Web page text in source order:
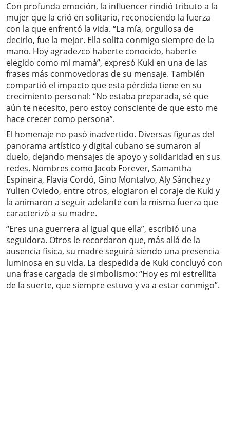
Con profunda emoción, la influencer rindió tributo a la
mujer que la crió en solitario, reconociendo la fuerza
con la que enfrentó la vida. “La mía, orgullosa de
decirlo, fue la mejor. Ella solita conmigo siempre de la
mano. Hoy agradezco haberte conocido, haberte
elegido como mi mamá”, expresó Kuki en una de las
frases más conmovedoras de su mensaje. También
compartió el impacto que esta pérdida tiene en su
crecimiento personal: “No estaba preparada, sé que
aún te necesito, pero estoy consciente de que esto me
hace crecer como persona”.
El homenaje no pasó inadvertido. Diversas figuras del
panorama artístico y digital cubano se sumaron al
duelo, dejando mensajes de apoyo y solidaridad en sus
redes. Nombres como Jacob Forever, Samantha
Espineira, Flavia Cordó, Gino Montalvo, Aly Sánchez y
Yulien Oviedo, entre otros, elogiaron el coraje de Kuki y
la animaron a seguir adelante con la misma fuerza que
caracterizó a su madre.
“Eres una guerrera al igual que ella”, escribió una
seguidora. Otros le recordaron que, más allá de la
ausencia física, su madre seguirá siendo una presencia
luminosa en su vida. La despedida de Kuki concluyó con
una frase cargada de simbolismo: “Hoy es mi estrellita
de la suerte, que siempre estuvo y va a estar conmigo”.